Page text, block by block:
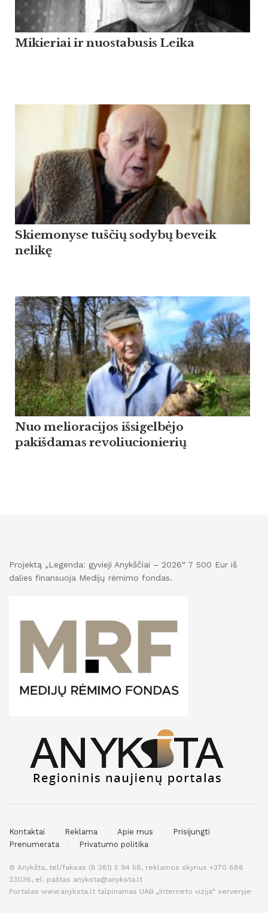
Mikieriai ir nuostabusis Leika
Skiemonyse tuščių sodybų beveik
nelikę
Nuo melioracijos išsigelbėjo
pakišdamas revoliucionierių
Projektą „Legenda: gyvieji Anykščiai – 2026“ 7 500 Eur iš
dalies finansuoja Medijų rėmimo fondas.
Kontaktai Reklama Apie mus
Prisijungti
Prenumerata
Privatumo politika
© Anykšta, tel/faksas (8 381) 5 94 58, reklamos skyrius +370 686
33036, el. paštas anyksta@anyksta.lt
Portalas www.anyksta.lt talpinamas UAB „Interneto vizija“ serveryje